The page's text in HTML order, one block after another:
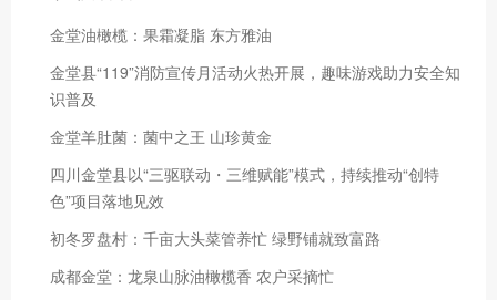
金堂油橄榄：果霜凝脂 东方雅油
金堂县“119”消防宣传月活动火热开展，趣味游戏助力安全知
识普及
金堂羊肚菌：菌中之王 山珍黄金
四川金堂县以“三驱联动・三维赋能”模式，持续推动“创特
色”项目落地见效
初冬罗盘村：千亩大头菜管养忙 绿野铺就致富路
成都金堂：龙泉山脉油橄榄香 农户采摘忙